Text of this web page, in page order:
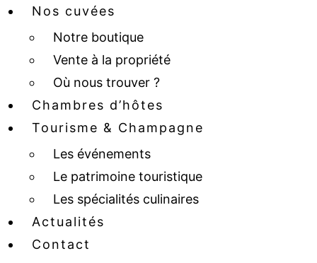
Nos cuvées
Notre boutique
Vente à la propriété
Où nous trouver ?
Chambres d’hôtes
Tourisme & Champagne
Les événements
Le patrimoine touristique
Les spécialités culinaires
Actualités
Contact